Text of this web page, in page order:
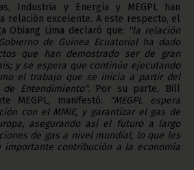
Industria y Energía y MEGPL han
relación excelente. A este respecto, el
Obiang Lima declaró que: "la relación
de Guinea Ecuatorial ha dado
que han demostrado ser de gran
y se espera que continúe ejecutando
el trabajo que se inicia a partir del
Entendimiento".Por su parte, Bill
MEGPL, manifestó:
"MEGPL espera
con el MMIE, y garantizar el gas de
asegurando así el futuro a largo
de gas a nivel mundial, lo que les
importante contribución a la economía